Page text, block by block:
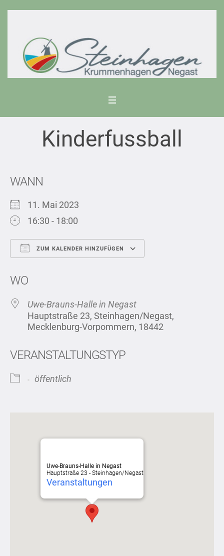
Kinderfussball
WANN
11. Mai 2023
16:30 - 18:00
ZUM KALENDER HINZUFÜGEN
WO
Uwe-Brauns-Halle in Negast
Hauptstraße 23, Steinhagen/Negast,
Mecklenburg-Vorpommern, 18442
VERANSTALTUNGSTYP
öffentlich
Uwe-Brauns-Halle in Negast
Hauptstraße 23 - Steinhagen/Negast
Veranstaltungen